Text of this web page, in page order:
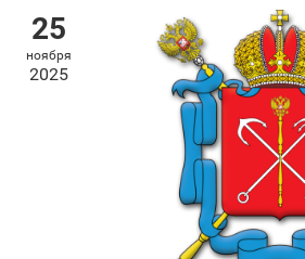
25
ноября
2025